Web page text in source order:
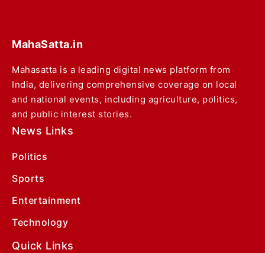
MahaSatta.in
Mahasatta is a leading digital news platform from
India, delivering comprehensive coverage on local
and national events, including agriculture, politics,
and public interest stories.
News Links
Politics
Sports
Entertainment
Technology
Quick Links